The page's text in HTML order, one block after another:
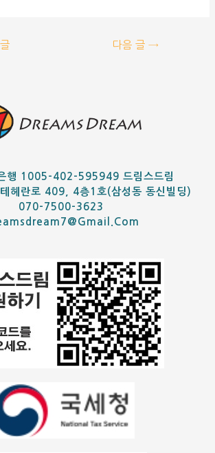
다음 글→
행 1005-402-595949 드림스드림
헤란로 409, 4층1호(삼성동 동신빌딩)
070-7500-3623